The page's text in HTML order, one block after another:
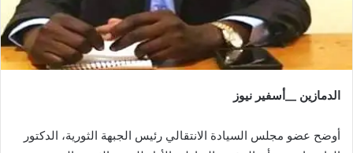
الدمازين __أسفير نيوز
أوضح عضو مجلس السيادة الانتقالي رئيس الجبهة الثورية، الدكتور